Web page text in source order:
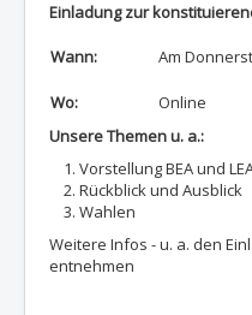
Einladung zur
Wann: Am
Wo:
Online
Unsere Themen u. a.:
Vorstellung BEA und
Rückblick und Ausblick
Wahlen
Weitere Infos - u. a. den
entnehmen